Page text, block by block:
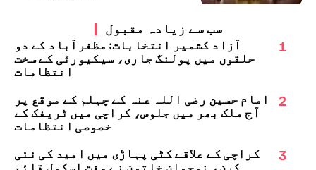
سب سے زیادہ مقبول
1
آزاد کشمیر انتخابات: مظفرآباد کے دو
حلقوں میں پولنگ جاری، سیکیورٹی کے سخت
انتظامات
2
امام حسین رضی اللہ عنہ کے چہلم کے موقع پر
آج ملک بھر میں جلوس، کراچی میں ٹریفک کے
خصوصی انتظامات
3
کراچی کے علاقے کٹی پہاڑی میں امید کی نئی
کرن، نوجوان خاتون نے مفت اسکول قائم